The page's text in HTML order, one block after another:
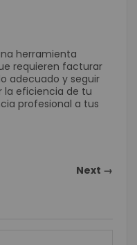
herramienta
requieren facturar
adecuado y seguir
la eficiencia de tu
profesional a tus
Next →